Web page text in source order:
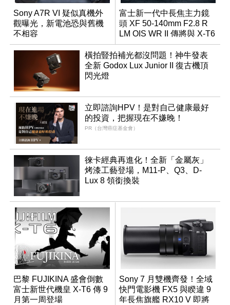
Sony A7R VI 疑似真機外
觀曝光，新電池恐與舊機
不相容
富士新一代中長焦主力鏡
頭 XF 50-140mm F2.8 R
LM OIS WR II 傳將與 X-T6
同步亮相
橫拍豎拍補光都沒問題！神牛發表
全新 Godox Lux Junior II 復古機頂
閃光燈
立即諮詢HPV！是對自己健康最好
的投資，把握現在不嫌晚！
PR（台灣癌症基金會）
徠卡經典再進化！全新「金屬灰」
烤漆工藝登場，M11-P、Q3、D-
Lux 8 領銜換裝
巴黎 FUJIKINA 盛會倒數
富士新世代機皇 X-T6 傳 9
月第一周登場
Sony 7 月雙機齊發！全域
快門電影機 FX5 與睽違 9
年長焦旗艦 RX10 V 即將